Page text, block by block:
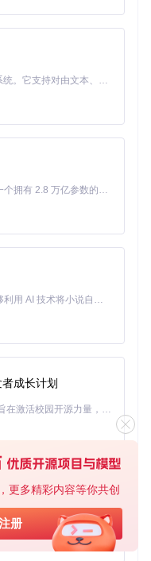
更多精彩内容等你共创
册
范围
过程通常需要3-5分
态：
方案
用方法
批量模式：
MiniMax H3 是一个通用的全模态生成系统。它支持对由文本、图像、视频和音频组成的多模态上下文进行统一理解，并能生成分辨率高达 2K、时长可达 15 秒的带原生立体声音频的视频。得益于面向任务泛化的系统设计，H3 在预训练阶段就已具备广泛的多模态上下文理解与生成能力，能够出色地执行复杂的多模态指令。
Kimi K3 是Kimi能力最强的模型：这是一个拥有 2.8 万亿参数的混合专家（MoE）模型，具备原生视觉理解能力，并支持 100 万 token 的上下文窗口。
Toonflow 是一款 AI 短剧漫剧工具，能够利用 AI 技术将小说自动转化为剧本，并结合 AI 生成的图片和视频，实现高效的短剧创作。借助 Toonflow，可以轻松完成从文字到影像的全流程，让短剧制作变得更加智能与便捷。
成长计划
「源启盛夏」暑期校园开发者成长计划旨在激活校园开源力量，通过积分激励、认证扶持、资源倾斜等形式，引导高校组织和开发者完成「入驻 — 建项目 — 做贡献 — 获认证 — 得资源」的完整闭环。无论你是想带领社团入驻平台的组织者，还是希望用代码贡献证明自己的开发者，都能在这里找到属于你的成长路径。
免费、本地、开源的 24/7 全天候 Cowork 应用，以及适用于 Gemini CLI、Claude Code、Codex、OpenCode、Qwen Code、Goose CLI、Auggie 等的 OpenClaw | 🌟 喜欢就点star吧